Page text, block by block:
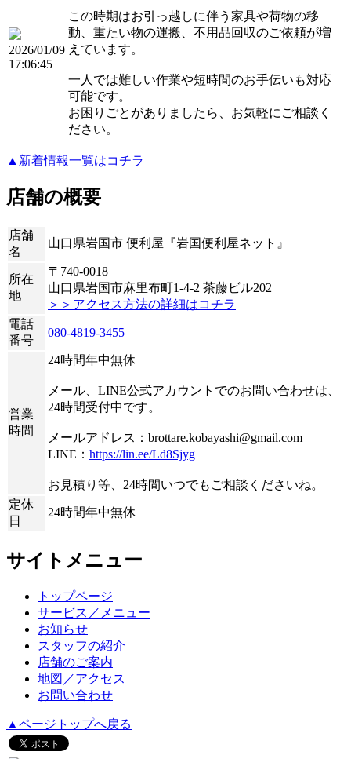
2026/01/09
17:06:45
この時期はお引っ越しに伴う家具や荷物の移
動、重たい物の運搬、不用品回収のご依頼が増
えています。
一人では難しい作業や短時間のお手伝いも対応
可能です。
お困りごとがありましたら、お気軽にご相談く
ださい。
▲新着情報一覧はコチラ
店舗の概要
店舗
名
山口県岩国市 便利屋『岩国便利屋ネット』
所在
地
〒740-0018
山口県岩国市麻里布町1-4-2 茶藤ビル202
＞＞アクセス方法の詳細はコチラ
電話
番号
080-4819-3455
営業
時間
24時間年中無休
メール、LINE公式アカウントでのお問い合わせは、
24時間受付中です。
メールアドレス：brottare.kobayashi@gmail.com
LINE： https://lin.ee/Ld8Sjyg
お見積り等、24時間いつでもご相談くださいね。
定休
日
24時間年中無休
サイトメニュー
トップページ
サービス／メニュー
お知らせ
スタッフの紹介
店舗のご案内
地図／アクセス
お問い合わせ
▲ページトップへ戻る